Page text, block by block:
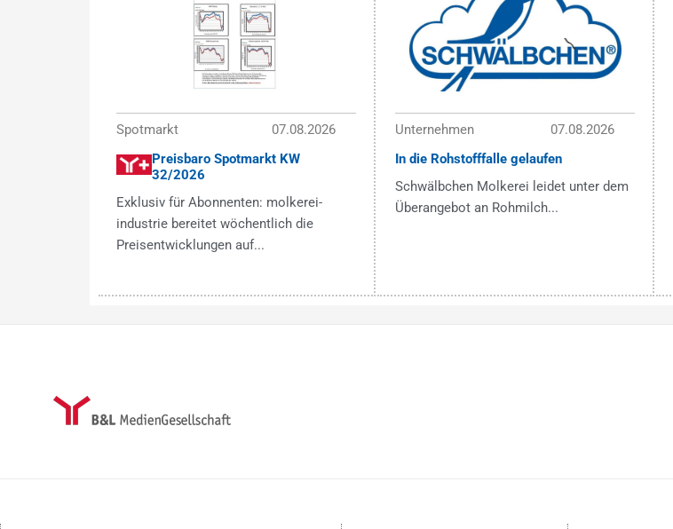
Spotmarkt
07.08.2026
Preisbaro Spotmarkt KW
32/2026
Exklusiv für Abonnenten: molkerei-
industrie bereitet wöchentlich die
Preisentwicklungen auf...
Unternehmen
07.08.2026
In die Rohstofffalle gelaufen
Schwälbchen Molkerei leidet unter dem
Überangebot an Rohmilch...